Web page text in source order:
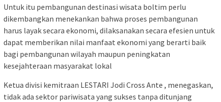
Untuk itu pembangunan destinasi wisata boltim perlu
dikembangkan menekankan bahwa proses pembangunan
harus layak secara ekonomi, dilaksanakan secara efesien untuk
dapat memberikan nilai manfaat ekonomi yang berarti baik
bagi pembangunan wilayah maupun peningkatan
kesejahteraan masyarakat lokal
Ketua divisi kemitraan LESTARI Jodi Cross Ante , menegaskan,
tidak ada sektor pariwisata yang sukses tanpa ditunjang